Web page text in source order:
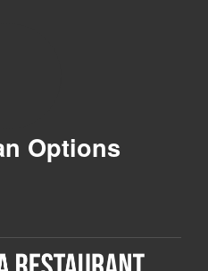
Options